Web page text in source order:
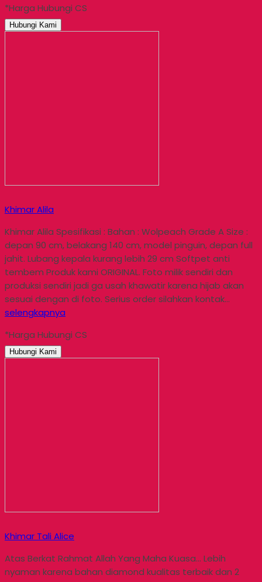
*Harga Hubungi CS
Hubungi Kami
Khimar Alila
Khimar Alila Spesifikasi : Bahan : Wolpeach Grade A Size :
depan 90 cm, belakang 140 cm, model pinguin, depan full
jahit. Lubang kepala kurang lebih 29 cm Softpet anti
tembem Produk kami ORIGINAL. Foto milik sendiri dan
produksi sendiri jadi ga usah khawatir karena hijab akan
sesuai dengan di foto. Serius order silahkan kontak…
selengkapnya
*Harga Hubungi CS
Hubungi Kami
Khimar Tali Alice
Atas Berkat Rahmat Allah Yang Maha Kuasa… Lebih
nyaman karena bahan diamond kualitas terbaik dan 2